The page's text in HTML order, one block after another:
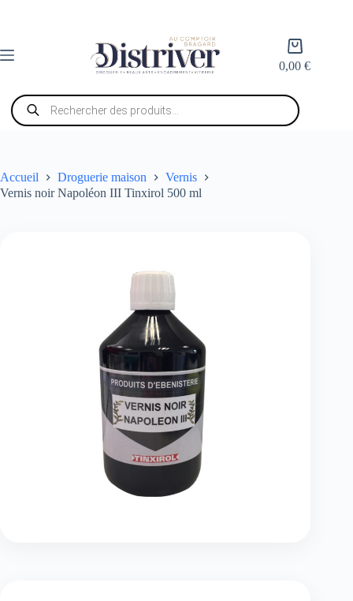
Panier
d’achat
0,00€
Recherche
de
produits
Accueil Droguerie maison
Vernis
Vernis noir Napoléon III Tinxirol 500 ml